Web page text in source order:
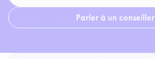
Parler à un conseiller